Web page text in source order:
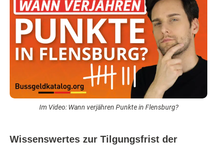
Im Video: Wann verjähren Punkte in Flensburg?
Wissenswertes zur Tilgungsfrist der